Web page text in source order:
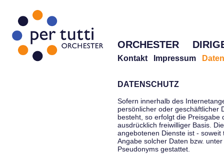
ORCHESTER
Kontakt Impressum
DATENSCHUTZ
Sofern innerhalb des
persönlicher oder geschäftlicher
besteht, so erfolgt die Preisgabe
ausdrücklich freiwilliger Basis.
angebotenen Dienste ist -
Angabe solcher Daten bzw.
Pseudonyms gestattet.